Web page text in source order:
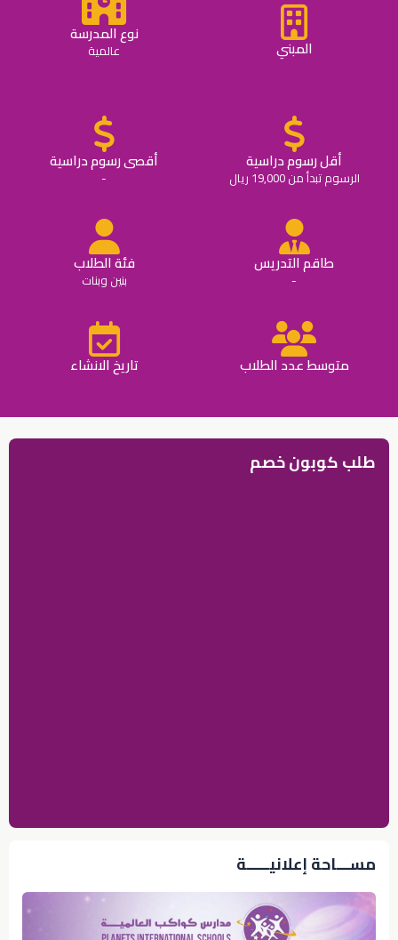
المبني
نوع المدرسة
عالمية
أقل رسوم دراسية
الرسوم تبدأ من 19,000 ريال
أقصى رسوم دراسية
-
طاقم التدريس
-
فئة الطلاب
بنين وبنات
متوسط عدد الطلاب تاريخ الانشاء
طلب كوبون خصم
مســـاحة إعلانيـــــة